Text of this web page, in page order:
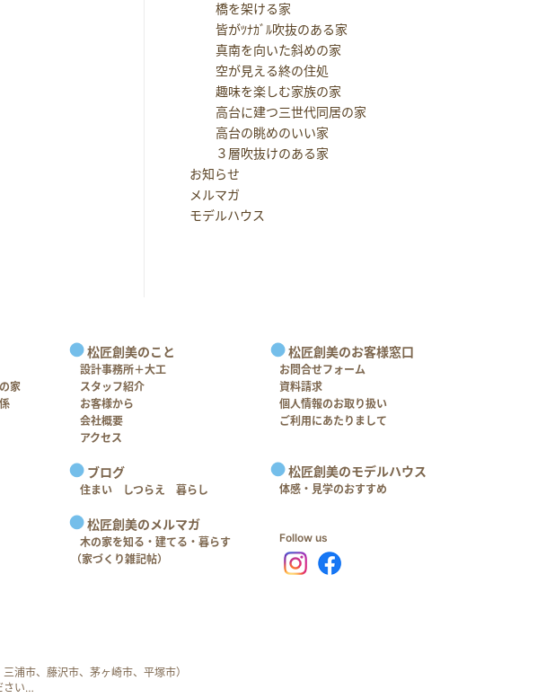
橋を架ける家
皆がﾂﾅｶﾞﾙ吹抜のある家
真南を向いた斜めの家
空が見える終の住処
趣味を楽しむ家族の家
高台に建つ三世代同居の家
高台の眺めのいい家
３層吹抜けのある家
お知らせ
メルマガ
モデルハウス
家
松匠創美のこと
設計事務所＋大工
スタッフ紹介
お客様から
会社概要
アクセス
ブログ
住まい しつらえ 暮らし
松匠創美のメルマガ
木の家を知る・建てる・暮らす
（家づくり雑記帖）
松匠創美のお客様窓口
お問合せフォーム
資料請求
個人情報のお取り扱い
ご利用にあたりまして
松匠創美のモデルハウス
体感・見学のおすすめ
Follow us
浦市、藤沢市、茅ヶ崎市、平塚市）
さい…